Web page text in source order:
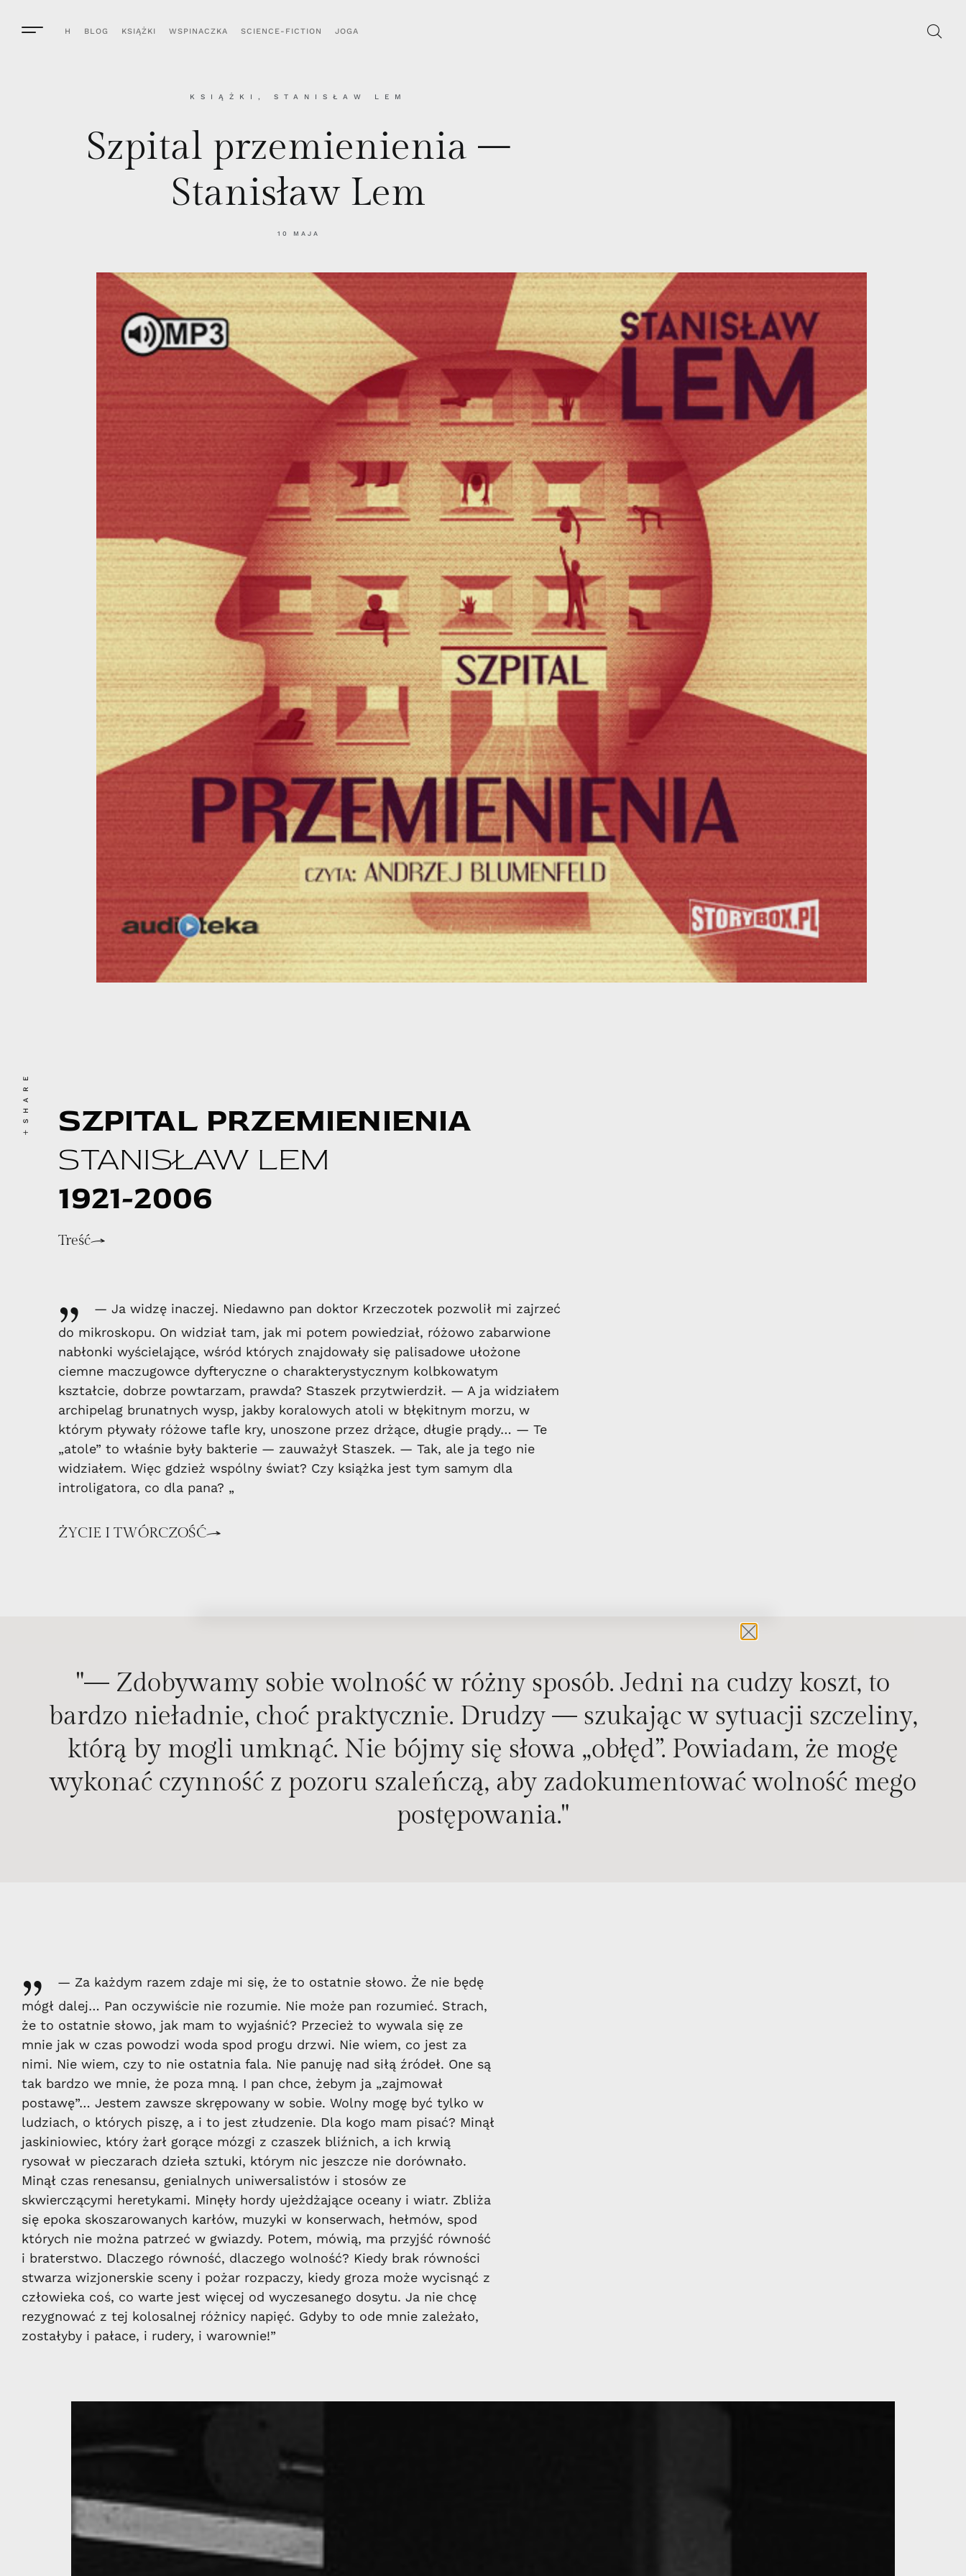
H BLOG KSIĄŻKI WSPINACZKA SCIENCE-FICTION JOGA
KSIĄŻKI , STANISŁAW LEM
Szpital przemienienia –
Stanisław Lem
10 MAJA
SHARE
SZPITAL PRZEMIENIENIA
STANISŁAW LEM
1921-2006
Treść
„
— Ja widzę inaczej. Niedawno pan doktor Krzeczotek pozwolił mi zajrzeć
do mikroskopu. On widział tam, jak mi potem powiedział, różowo zabarwione
nabłonki wyścielające, wśród których znajdowały się palisadowe ułożone
ciemne maczugowce dyfteryczne o charakterystycznym kolbkowatym
kształcie, dobrze powtarzam, prawda? Staszek przytwierdził. — A ja widziałem
archipelag brunatnych wysp, jakby koralowych atoli w błękitnym morzu, w
którym pływały różowe tafle kry, unoszone przez drżące, długie prądy… — Te
„atole” to właśnie były bakterie — zauważył Staszek. — Tak, ale ja tego nie
widziałem. Więc gdzież wspólny świat? Czy książka jest tym samym dla
introligatora, co dla pana? „
ŻYCIE I TWÓRCZOŚĆ
"— Zdobywamy sobie wolność w różny sposób. Jedni na cudzy koszt, to
bardzo nieładnie, choć praktycznie. Drudzy — szukając w sytuacji szczeliny,
którą by mogli umknąć. Nie bójmy się słowa „obłęd”. Powiadam, że mogę
wykonać czynność z pozoru szaleńczą, aby zadokumentować wolność mego
postępowania."
„
— Za każdym razem zdaje mi się, że to ostatnie słowo. Że nie będę
mógł dalej… Pan oczywiście nie rozumie. Nie może pan rozumieć. Strach,
że to ostatnie słowo, jak mam to wyjaśnić? Przecież to wywala się ze
mnie jak w czas powodzi woda spod progu drzwi. Nie wiem, co jest za
nimi. Nie wiem, czy to nie ostatnia fala. Nie panuję nad siłą źródeł. One są
tak bardzo we mnie, że poza mną. I pan chce, żebym ja „zajmował
postawę”… Jestem zawsze skrępowany w sobie. Wolny mogę być tylko w
ludziach, o których piszę, a i to jest złudzenie. Dla kogo mam pisać? Minął
jaskiniowiec, który żarł gorące mózgi z czaszek bliźnich, a ich krwią
rysował w pieczarach dzieła sztuki, którym nic jeszcze nie dorównało.
Minął czas renesansu, genialnych uniwersalistów i stosów ze
skwierczącymi heretykami. Minęły hordy ujeżdżające oceany i wiatr. Zbliża
się epoka skoszarowanych karłów, muzyki w konserwach, hełmów, spod
których nie można patrzeć w gwiazdy. Potem, mówią, ma przyjść równość
i braterstwo. Dlaczego równość, dlaczego wolność? Kiedy brak równości
stwarza wizjonerskie sceny i pożar rozpaczy, kiedy groza może wycisnąć z
człowieka coś, co warte jest więcej od wyczesanego dosytu. Ja nie chcę
rezygnować z tej kolosalnej różnicy napięć. Gdyby to ode mnie zależało,
zostałyby i pałace, i rudery, i warownie!”